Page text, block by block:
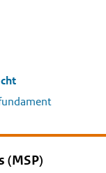
(MSP)